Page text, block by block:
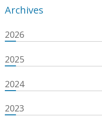
Archives
2026
2025
2024
2023